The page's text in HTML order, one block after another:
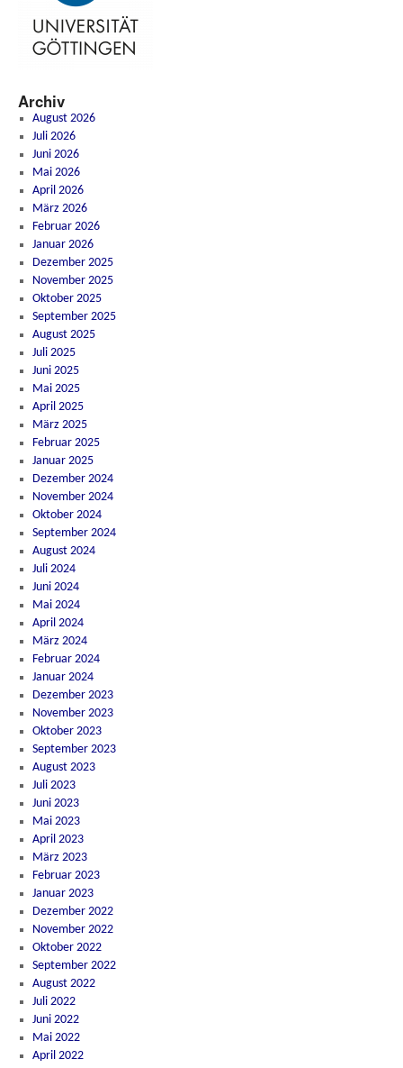
Archiv
August 2026
Juli 2026
Juni 2026
Mai 2026
April 2026
März 2026
Februar 2026
Januar 2026
Dezember 2025
November 2025
Oktober 2025
September 2025
August 2025
Juli 2025
Juni 2025
Mai 2025
April 2025
März 2025
Februar 2025
Januar 2025
Dezember 2024
November 2024
Oktober 2024
September 2024
August 2024
Juli 2024
Juni 2024
Mai 2024
April 2024
März 2024
Februar 2024
Januar 2024
Dezember 2023
November 2023
Oktober 2023
September 2023
August 2023
Juli 2023
Juni 2023
Mai 2023
April 2023
März 2023
Februar 2023
Januar 2023
Dezember 2022
November 2022
Oktober 2022
September 2022
August 2022
Juli 2022
Juni 2022
Mai 2022
April 2022